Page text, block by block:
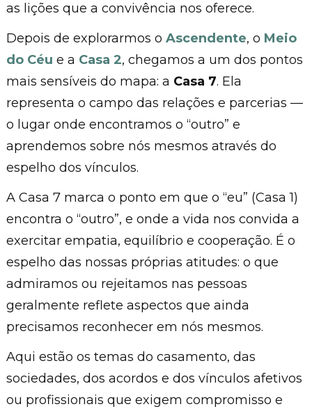
as lições que a convivência nos oferece.
Depois de explorarmos o Ascendente, o Meio
do Céu e a Casa 2, chegamos a um dos pontos
mais sensíveis do mapa: a Casa 7. Ela
representa o campo das relações e parcerias —
o lugar onde encontramos o “outro” e
aprendemos sobre nós mesmos através do
espelho dos vínculos.
A Casa 7 marca o ponto em que o “eu” (Casa 1)
encontra o “outro”, e onde a vida nos convida a
exercitar empatia, equilíbrio e cooperação. É o
espelho das nossas próprias atitudes: o que
admiramos ou rejeitamos nas pessoas
geralmente reflete aspectos que ainda
precisamos reconhecer em nós mesmos.
Aqui estão os temas do casamento, das
sociedades, dos acordos e dos vínculos afetivos
ou profissionais que exigem compromisso e